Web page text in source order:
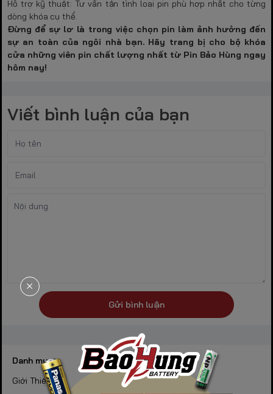
Hỗ trợ kỹ thuật: Tư vấn tận tình loại pin phù hợp nhất cho từng
dòng khóa cụ thể.
Đừng để sự lơ là trong việc chọn pin làm ảnh hưởng đến
sự an toàn của ngôi nhà bạn. Hãy trang bị cho bộ khóa
cửa những viên pin chất lượng nhất từ Pin Bảo Hùng ngay
hôm nay!
Viết bình luận của bạn
Gửi bình luận
Danh mục
Giới Thiệu